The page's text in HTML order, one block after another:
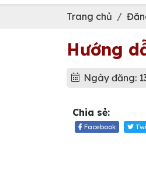
Trang chủ
Hướng
Ngày đăng:
Chia sẻ:
Facebook